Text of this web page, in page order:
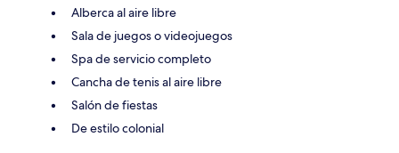
Alberca al aire libre
Sala de juegos o videojuegos
Spa de servicio completo
Cancha de tenis al aire libre
Salón de fiestas
De estilo colonial